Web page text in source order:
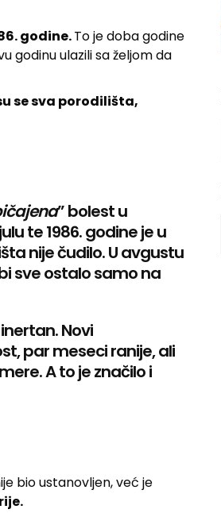
godine.To je doba godine
godinu ulazili sa željom da
se sva porodilišta,
” bolest u
te 1986. godine je u
nije čudilo. U avgustu
sve ostalo samo na
Novi
par meseci ranije, ali
A to je značilo i
bio ustanovljen, već je